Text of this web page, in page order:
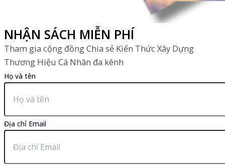
NHẬN SÁCH MIỄN PHÍ
Tham gia cộng đồng Chia sẻ Kiến Thức Xây Dựng
Thương Hiệu Cá Nhân đa kênh
Họ và tên
Địa chỉ Email